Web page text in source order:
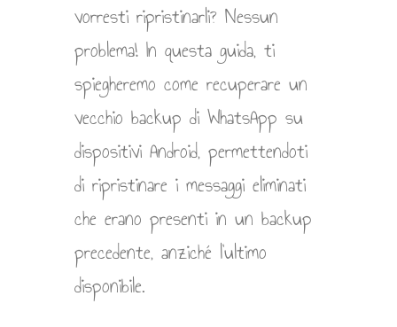
vorresti ripristinarli? Nessun
problema! In questa guida, ti
spiegheremo come recuperare un
vecchio backup di WhatsApp su
dispositivi Android, permettendoti
di ripristinare i messaggi eliminati
che erano presenti in un backup
precedente, anziché l’ultimo
disponibile.